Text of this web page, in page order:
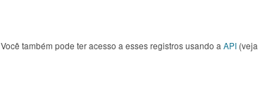
Você também pode ter acesso a esses registros usando a API (veja